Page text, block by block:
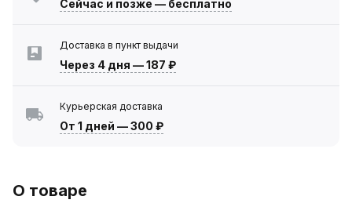
Сейчас и позже — бесплатно
Доставка в пункт выдачи
Через 4 дня —187 ₽
Курьерская доставка
От 1 дней —300 ₽
О товаре